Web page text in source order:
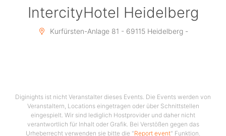
IntercityHotel Heidelberg
Kurfürsten-Anlage 81 - 69115 Heidelberg -
Diginights ist nicht Veranstalter dieses Events. Die Events werden von
Veranstaltern, Locations eingetragen oder über Schnittstellen
eingespielt. Wir sind lediglich Hostprovider und daher nicht
verantwortlich für Inhalt oder Grafik. Bei Verstößen gegen das
Urheberrecht verwenden sie bitte die "Report event" Funktion.